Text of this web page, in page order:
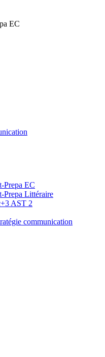
EC
Prepa EC
Prepa Littéraire
AST 2
communication